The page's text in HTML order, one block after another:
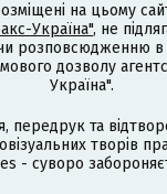
на цьому
Україна", не
розповсюдженню в
дозволу
Україна".
передрук та
творів
- суворо